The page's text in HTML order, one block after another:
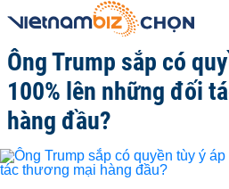
Ông Trump sắp có
100% lên những đối
hàng đầu?